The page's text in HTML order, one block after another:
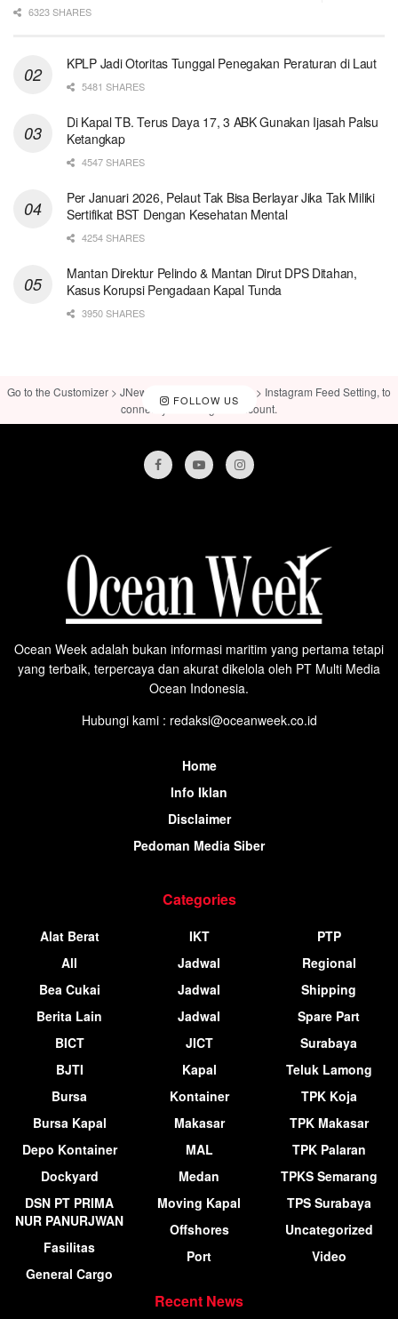
6323 SHARES
KPLP Jadi Otoritas Tunggal Penegakan Peraturan di Laut
5481 SHARES
Di Kapal TB. Terus Daya 17, 3 ABK Gunakan Ijasah Palsu
Ketangkap
4547 SHARES
Per Januari 2026, Pelaut Tak Bisa Berlayar Jika Tak Miliki
Sertifikat BST Dengan Kesehatan Mental
4254 SHARES
Mantan Direktur Pelindo & Mantan Dirut DPS Ditahan,
Kasus Korupsi Pengadaan Kapal Tunda
3950 SHARES
FOLLOW US
Go to the Customizer > JNews : Social, Like & View > Instagram Feed Setting, to
connect your Instagram account.
Ocean Week adalah bukan informasi maritim yang pertama tetapi
yang terbaik, terpercaya dan akurat dikelola oleh PT Multi Media
Ocean Indonesia.
Hubungi kami : redaksi@oceanweek.co.id
Home
Info Iklan
Disclaimer
Pedoman Media Siber
Categories
Alat Berat
All
Bea Cukai
Berita Lain
BICT
BJTI
Bursa
Bursa Kapal
Depo Kontainer
Dockyard
DSN PT PRIMA
NUR PANURJWAN
Fasilitas
General Cargo
IKT
Jadwal
Jadwal
Jadwal
JICT
Kapal
Kontainer
Makasar
MAL
Medan
Moving Kapal
Offshores
Port
PTP
Regional
Shipping
Spare Part
Surabaya
Teluk Lamong
TPK Koja
TPK Makasar
TPK Palaran
TPKS Semarang
TPS Surabaya
Uncategorized
Video
Recent News